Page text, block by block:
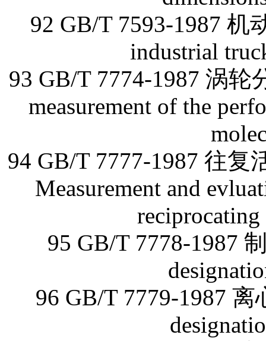
92 GB/T 7593-1987 机
industrial
93 GB/T 7774-1987 涡
measurement of the
94 GB/T 7777-1987 往
Measurement and
reciprocating
95 GB/T 7778-1987
96 GB/T 7779-1987